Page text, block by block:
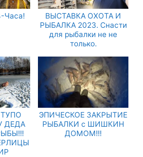
Часа!
ВЫСТАВКА ОХОТА И
РЫБАЛКА 2023. Снасти
для рыбалки не не
только.
ДЕДА
ЭПИЧЕСКОЕ ЗАКРЫТИЕ
РЫБАЛКИ с ШИШКИН
ДОМОМ!!!